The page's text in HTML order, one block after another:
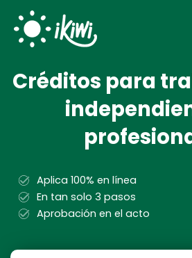
contenido
Créditos para
Aplica 100% en línea
En tan solo 3 pasos
Aprobación en el acto